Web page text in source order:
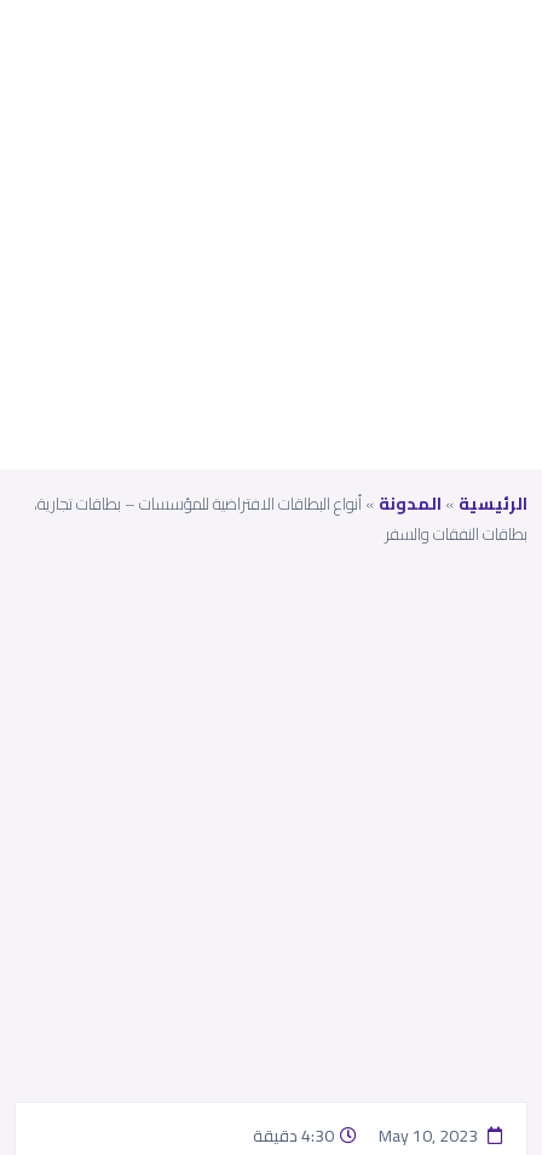
الرئيسية»المدونة»أنواع البطاقات الافتراضية للمؤسسات – بطاقات تجارية،
بطاقات النفقات والسفر
4:30 دقيقة